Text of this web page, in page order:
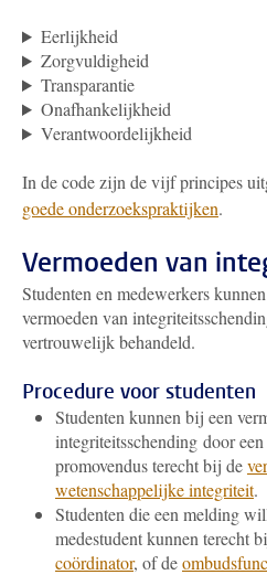
Eerlijkheid
Zorgvuldigheid
Transparantie
Onafhankelijkheid
Verantwoordelijkheid
In de code zijn de vijf principes
goede onderzoekspraktijken.
Vermoeden van
Studenten en medewerkers
vermoeden van
vertrouwelijk behandeld.
Procedure voor studenten
Studenten kunnen bij een
integriteitsschending door
promovendus terecht bij de
wetenschappelijke integriteit.
Studenten die een melding
medestudent kunnen terecht
coördinator, of de